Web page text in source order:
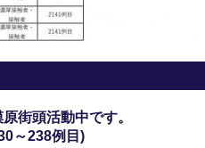
街頭活動中です。
～238例目)